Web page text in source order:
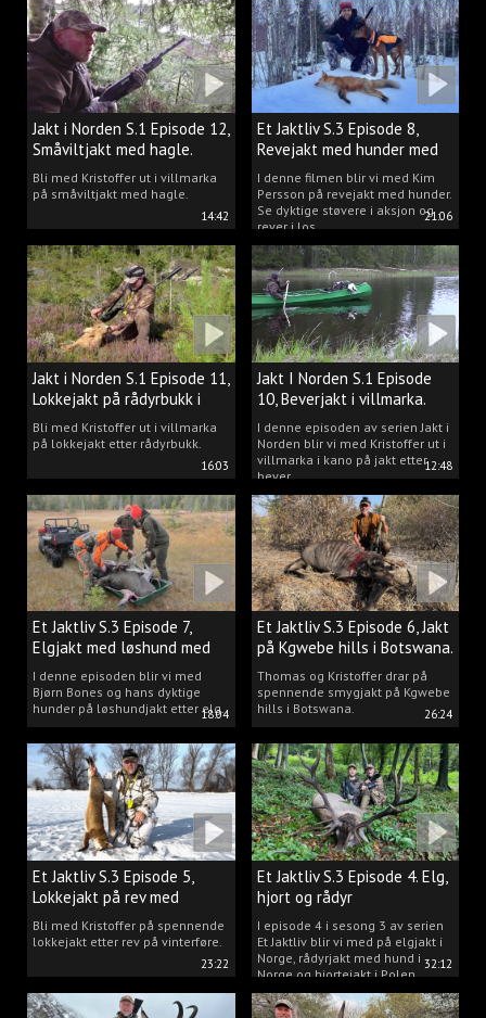
14:42
Jakt i Norden S.1 Episode 12,
Småviltjakt med hagle.
Bli med Kristoffer ut i villmarka
på småviltjakt med hagle.
21:06
Et Jaktliv S.3 Episode 8,
Revejakt med hunder med
Kim Persson.
I denne filmen blir vi med Kim
Persson på revejakt med hunder.
Se dyktige støvere i aksjon og
rever i los.
16:03
Jakt i Norden S.1 Episode 11,
Lokkejakt på rådyrbukk i
villmarka.
Bli med Kristoffer ut i villmarka
på lokkejakt etter rådyrbukk.
12:48
Jakt I Norden S.1 Episode
10, Beverjakt i villmarka.
I denne episoden av serien Jakt i
Norden blir vi med Kristoffer ut i
villmarka i kano på jakt etter
bever.
18:04
Et Jaktliv S.3 Episode 7,
Elgjakt med løshund med
Bjørn Bones.
I denne episoden blir vi med
Bjørn Bones og hans dyktige
hunder på løshundjakt etter elg.
26:24
Et Jaktliv S.3 Episode 6, Jakt
på Kgwebe hills i Botswana.
Thomas og Kristoffer drar på
spennende smygjakt på Kgwebe
hills i Botswana.
23:22
Et Jaktliv S.3 Episode 5,
Lokkejakt på rev med
Kristoffer Clausen
Bli med Kristoffer på spennende
lokkejakt etter rev på vinterføre.
32:12
Et Jaktliv S.3 Episode 4. Elg,
hjort og rådyr
I episode 4 i sesong 3 av serien
Et Jaktliv blir vi med på elgjakt i
Norge, rådyrjakt med hund i
Norge og hjortejakt i Polen.